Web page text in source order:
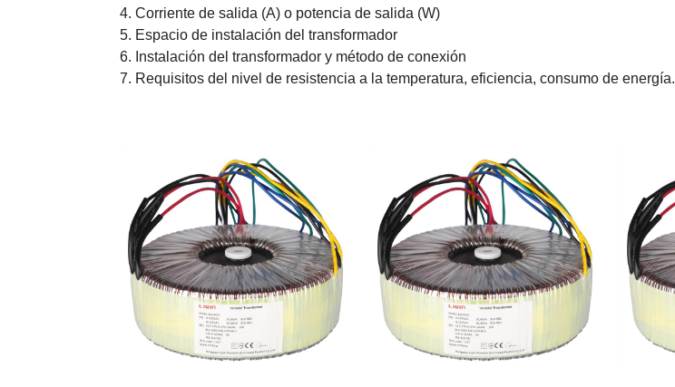
4. Corriente de salida (A) o potencia de salida (W)
5. Espacio de instalación del transformador
6. Instalación del transformador y método de conexión
7. Requisitos del nivel de resistencia a la temperatura, eficiencia, consumo de energía.